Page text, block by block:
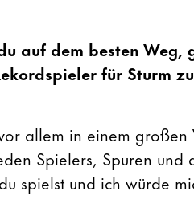
auf dem besten Weg,
für Sturm
allem in einem großen
Spielers, Spuren
spielst und ich würde